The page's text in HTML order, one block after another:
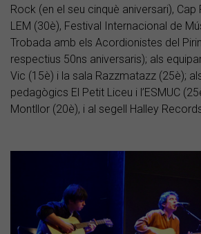
Rock (en el seu cinquè aniversari), Cap
LEM (30è), Festival Internacional de
Trobada amb els Acordionistes del
respectius 50ns aniversaris); als
Vic (15è) i la sala Razzmatazz (25è);
pedagògics El Petit Liceu i l’ESMUC
Montllor (20è), i al segell Halley